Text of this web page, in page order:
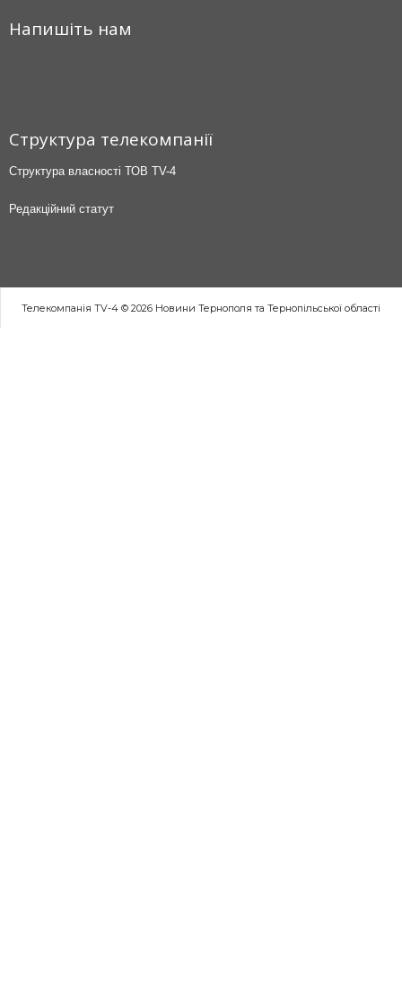
Напишіть нам
Структура телекомпанії
Структура власності ТОВ TV-4
Редакційний статут
Телекомпанія TV-4 © 2026 Новини Тернополя та Тернопільської області